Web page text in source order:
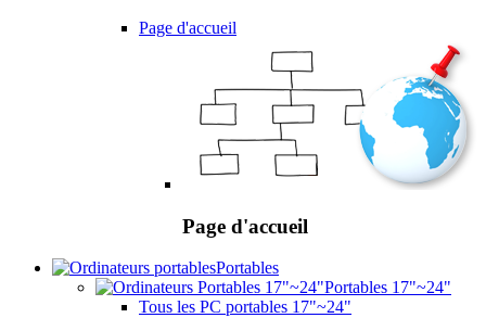
Page d'accueil
Page d'accueil
Portables
Portables 17"~24"
Tous les PC portables 17"~24"